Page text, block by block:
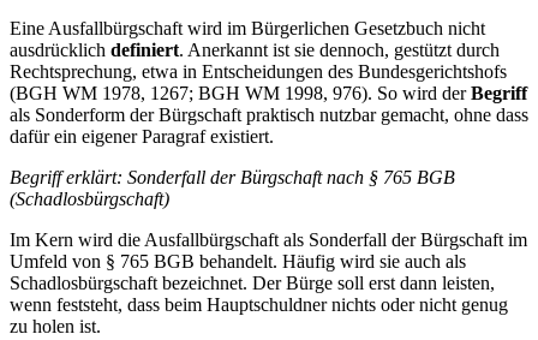
Eine Ausfallbürgschaft wird im Bürgerlichen Gesetzbuch nicht
ausdrücklich definiert. Anerkannt ist sie dennoch, gestützt durch
Rechtsprechung, etwa in Entscheidungen des Bundesgerichtshofs
(BGH WM 1978, 1267; BGH WM 1998, 976). So wird derBegriff
als Sonderform der Bürgschaft praktisch nutzbar gemacht, ohne dass
dafür ein eigener Paragraf existiert.
Begriff erklärt: Sonderfall der Bürgschaft nach § 765 BGB
(Schadlosbürgschaft)
Im Kern wird die Ausfallbürgschaft als Sonderfall der Bürgschaft im
Umfeld von § 765 BGB behandelt. Häufig wird sie auch als
Schadlosbürgschaft bezeichnet. Der Bürge soll erst dann leisten,
wenn feststeht, dass beim Hauptschuldner nichts oder nicht genug
zu holen ist.